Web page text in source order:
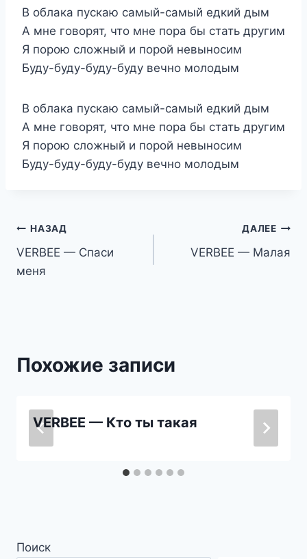
В облака пускаю самый-самый едкий дым
А мне говорят, что мне пора бы стать другим
Я порою сложный и порой невыносим
Буду-буду-буду-буду вечно молодым
В облака пускаю самый-самый едкий дым
А мне говорят, что мне пора бы стать другим
Я порою сложный и порой невыносим
Буду-буду-буду-буду вечно молодым
Навигация
по
НАЗАД
VERBEE — Спаси
меня
ДАЛЕЕ
VERBEE — Малая
Похожие записи
VERBEE — Кто ты такая
Поиск